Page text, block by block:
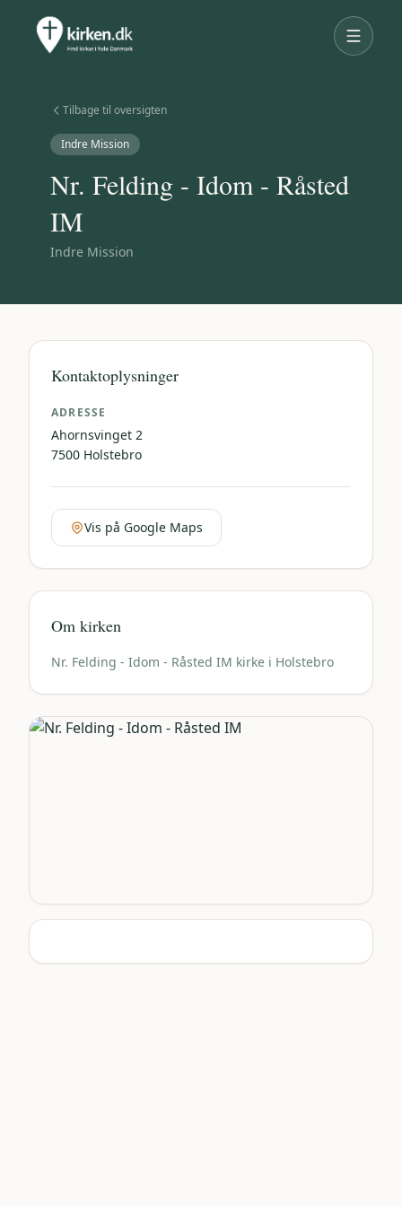
Tilbage til oversigten
Indre Mission
Nr. Felding - Idom - Råsted
IM
Indre Mission
Kontaktoplysninger
ADRESSE
Ahornsvinget 2
7500 Holstebro
Vis på Google Maps
Om kirken
Nr. Felding - Idom - Råsted IM kirke i Holstebro